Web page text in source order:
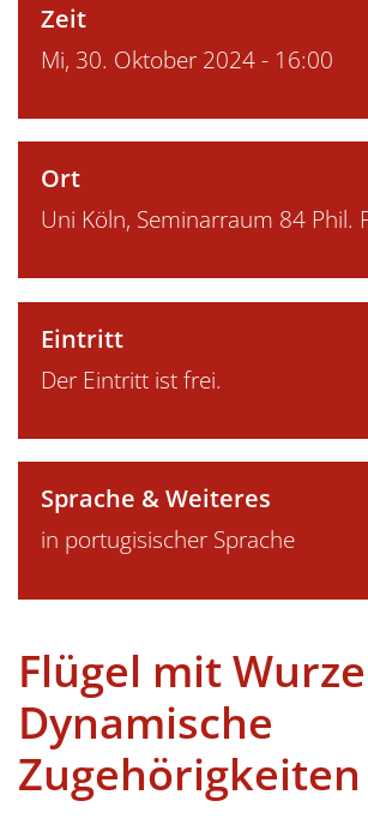
Zeit
Mi, 30. Oktober 2024 - 16:00
Ort
Uni Köln, Seminarraum 84 Phil.
Eintritt
Der Eintritt ist frei.
Sprache & Weiteres
in portugisischer Sprache
Flügel mit
Dynamische
Zugehörigkeiten